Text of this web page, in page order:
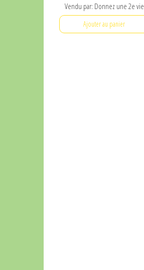
initial
était :
€13,21.
actuel
est :
€9,21.
Vendu par: Donnez une 2e vie
Ajouter au panier